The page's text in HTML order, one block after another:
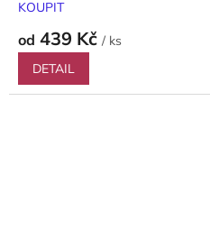
KOUPIT
od 439 Kč / ks
DETAIL